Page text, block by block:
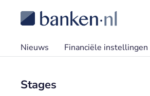
Nieuws Financiële instellingen
Stages